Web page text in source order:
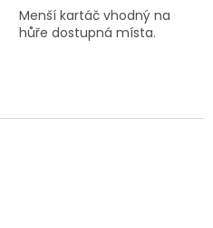
Menší kartáč vhodný na
hůře dostupná místa.